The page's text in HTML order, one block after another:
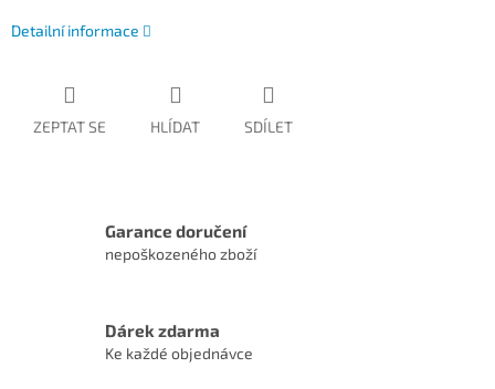
Detailní informace
ZEPTAT SE HLÍDAT SDÍLET
Garance doručení
nepoškozeného zboží
Dárek zdarma
Ke každé objednávce